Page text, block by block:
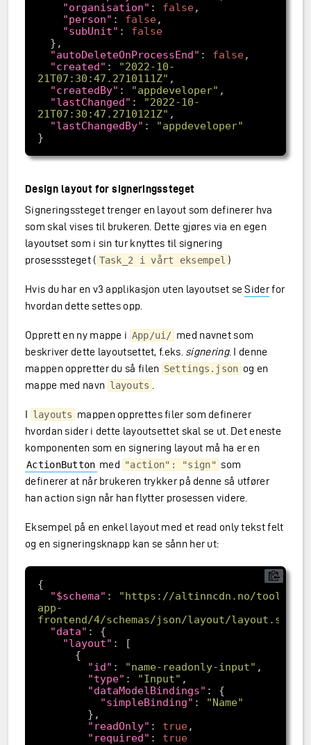
"organisation" : false
"person" : false
"subUnit" : false
"autoDeleteOnProcessEnd" : false
"created" :
"2022-10-
21T07:30:47.2710111Z"
"createdBy" : "appdeveloper"
"lastChanged" :
"2022-10-
21T07:30:47.2710121Z"
"lastChangedBy" :
"appdeveloper"
Design layout for signeringssteget
Signeringssteget trenger en layout som definerer hva
som skal vises til brukeren. Dette gjøres via en egen
layoutset som i sin tur knyttes til signering
prosesssteget ( Task_2 i vårt eksempel )
Hvis du har en v3 applikasjon uten layoutset seSiderfor
hvordan dette settes opp.
Opprett en ny mappe i App/ui/ med navnet som
beskriver dette layoutsettet, f.eks. signering. I denne
mappen oppretter du så filen Settings.json og en
mappe med navn layouts
I layouts mappen opprettes filer som definerer
hvordan sider i dette layoutsettet skal se ut. Det eneste
komponenten som en signering layout må ha er en
ActionButton med "action": "sign" som
definerer at når brukeren trykker på denne så utfører
han action sign når han flytter prosessen videre.
Eksempel på en enkel layout med et read only tekst felt
og en signeringsknapp kan se sånn her ut:
"$schema" :
"https://altinncdn.no/
app-
frontend/4/schemas/json/layout/
"data"
"layout"
"id" : "name-readonly-input"
"type" : "Input"
"dataModelBindings"
"simpleBinding" :
"Name"
"readOnly" : true
"required" : true